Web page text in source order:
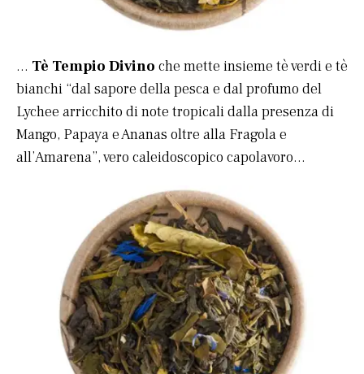
… Tè Tempio Divino che mette insieme tè verdi e tè
bianchi “dal sapore della pesca e dal profumo del
Lychee arricchito di note tropicali dalla presenza di
Mango, Papaya e Ananas oltre alla Fragola e
all’Amarena”, vero caleidoscopico capolavoro…